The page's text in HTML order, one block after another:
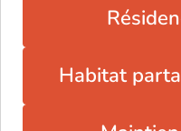
Habitat